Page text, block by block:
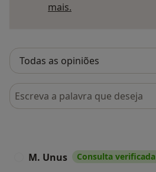
mais.
Pesquisar em opiniões
M. Unus Consulta verificada